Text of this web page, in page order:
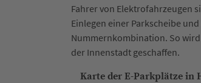
Fahrer von Elektrofahrzeugen
Einlegen einer Parkscheibe
Nummernkombination. So
der Innenstadt geschaffen.
Karte der E-Parkplätze in